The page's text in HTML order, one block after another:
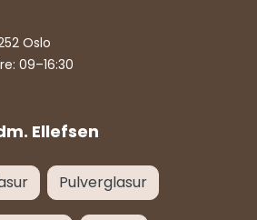
Ellefsen
Oslo
09–16:30
Pulverglasur